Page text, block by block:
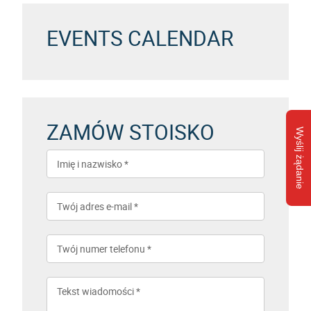
Wyślij żądanie
EVENTS CALENDAR
ZAMÓW STOISKO